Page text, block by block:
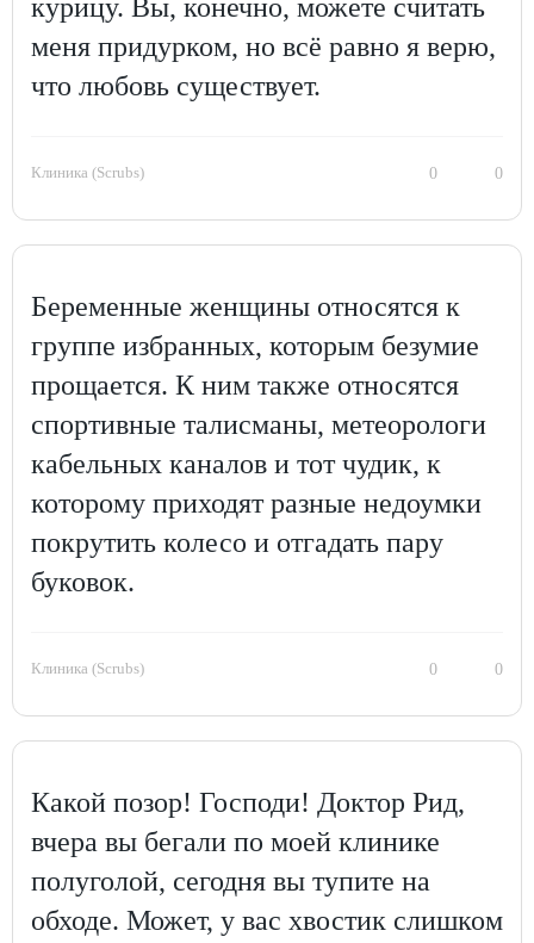
курицу. Вы, конечно, можете считать
меня придурком, но всё равно я верю,
что любовь существует.
Клиника (Scrubs) 0 0
Беременные женщины относятся к
группе избранных, которым безумие
прощается. К ним также относятся
спортивные талисманы, метеорологи
кабельных каналов и тот чудик, к
которому приходят разные недоумки
покрутить колесо и отгадать пару
буковок.
Клиника (Scrubs) 0 0
Какой позор! Господи! Доктор Рид,
вчера вы бегали по моей клинике
полуголой, сегодня вы тупите на
обходе. Может, у вас хвостик слишком